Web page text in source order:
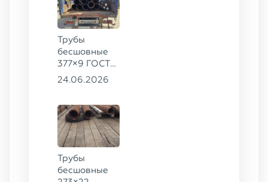
Трубы
бесшовные
377×9 ГОСТ
8732-78, ст.
24.06.2026
Трубы
бесшовные